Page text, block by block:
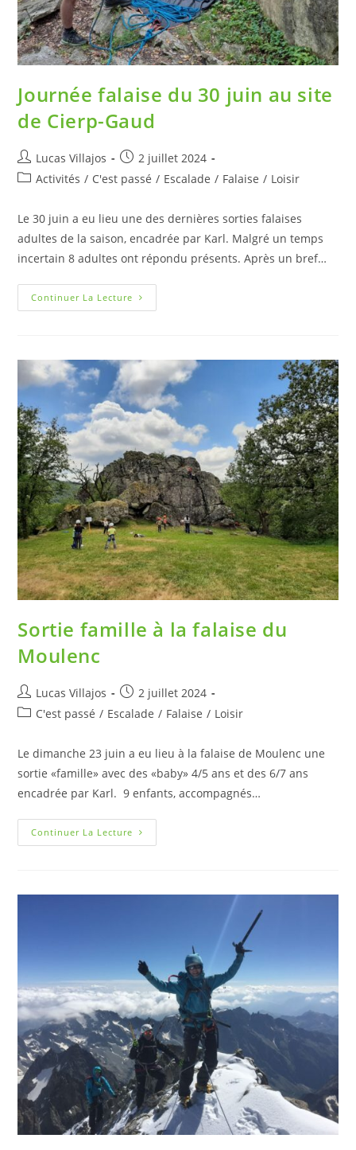
Journée falaise du 30 juin au site
de Cierp-Gaud
Lucas Villajos
2 juillet 2024
Activités / C'est passé / Escalade / Falaise / Loisir
Le 30 juin a eu lieu une des dernières sorties falaises
adultes de la saison, encadrée par Karl. Malgré un temps
incertain 8 adultes ont répondu présents. Après un bref…
Continuer La Lecture
Sortie famille à la falaise du
Moulenc
Lucas Villajos
2 juillet 2024
C'est passé / Escalade / Falaise / Loisir
Le dimanche 23 juin a eu lieu à la falaise de Moulenc une
sortie «famille» avec des «baby» 4/5 ans et des 6/7 ans
encadrée par Karl. 9 enfants, accompagnés…
Continuer La Lecture